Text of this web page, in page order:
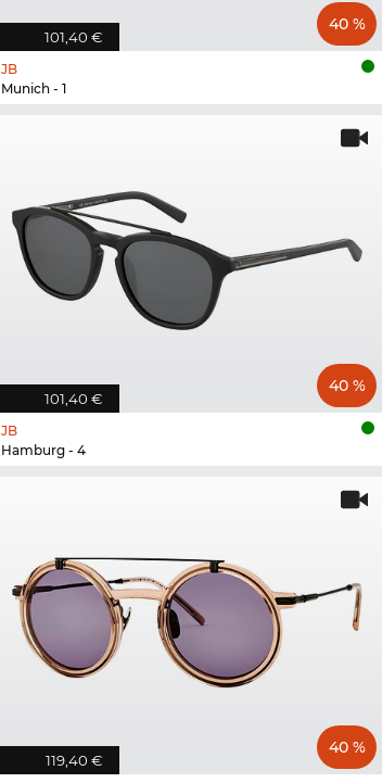
101,40 €
40 %
JB
Munich - 1
101,40 €
40 %
JB
Hamburg - 4
119,40 €
40 %